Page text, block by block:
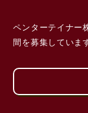
ペンターテイナー
間を募集していま